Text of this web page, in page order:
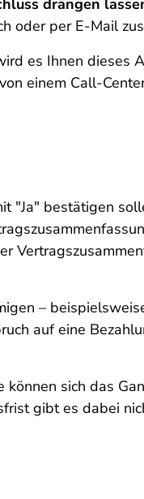
drängen
oder per E-Mail
es Ihnen dieses
einem Call-
"Ja" bestätigen
–
auf eine
sich das
gibt es dabei